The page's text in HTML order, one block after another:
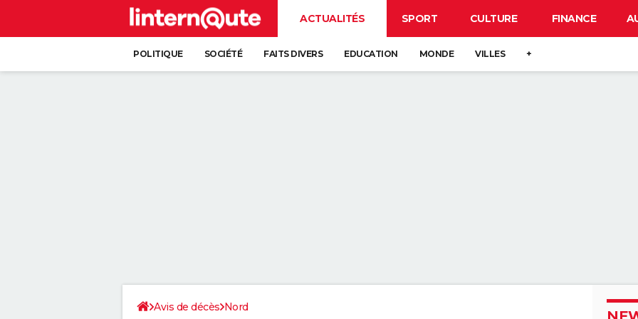
ACTUALITÉS SPORT CULTURE FINANCE
POLITIQUE SOCIÉTÉ FAITS DIVERS EDUCATION MONDE VILLES +
Avis de décès Nord